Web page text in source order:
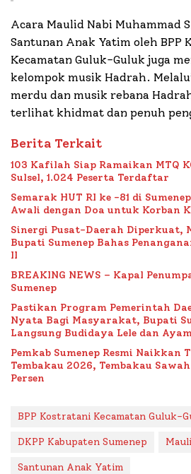
Acara Maulid Nabi Muhammad
Santunan Anak Yatim oleh BPP
Kecamatan Guluk-Guluk juga
kelompok musik Hadrah.
merdu dan musik rebana
terlihat khidmat dan penuh
Berita Terkait
103 Kafilah Siap Ramaikan MTQ
Sulsel, 1.024 Peserta Terdaftar
Semarak HUT RI ke -81 di
Awali dengan Doa untuk Korban
Sinergi Pusat-Daerah Diperkuat,
Bupati Sumenep Bahas
II
BREAKING NEWS – Kapal
Sumenep
Pastikan Program Pemerintah
Nyata Bagi Masyarakat, Bupati
Langsung Budidaya Lele dan
Pemkab Sumenep Resmi Naikkan
Tembakau 2026, Tembakau
Persen
BPP Kostratani Kecamatan Guluk-
DKPP Kabupaten Sumenep
Santunan Anak Yatim